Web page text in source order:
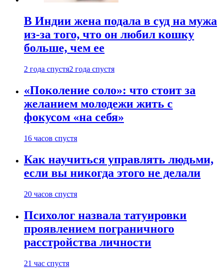
В Индии жена подала в суд на мужа
из-за того, что он любил кошку
больше, чем ее
2 года спустя2 года спустя
«Поколение соло»: что стоит за
желанием молодежи жить с
фокусом «на себя»
16 часов спустя
Как научиться управлять людьми,
если вы никогда этого не делали
20 часов спустя
Психолог назвала татуировки
проявлением пограничного
расстройства личности
21 час спустя